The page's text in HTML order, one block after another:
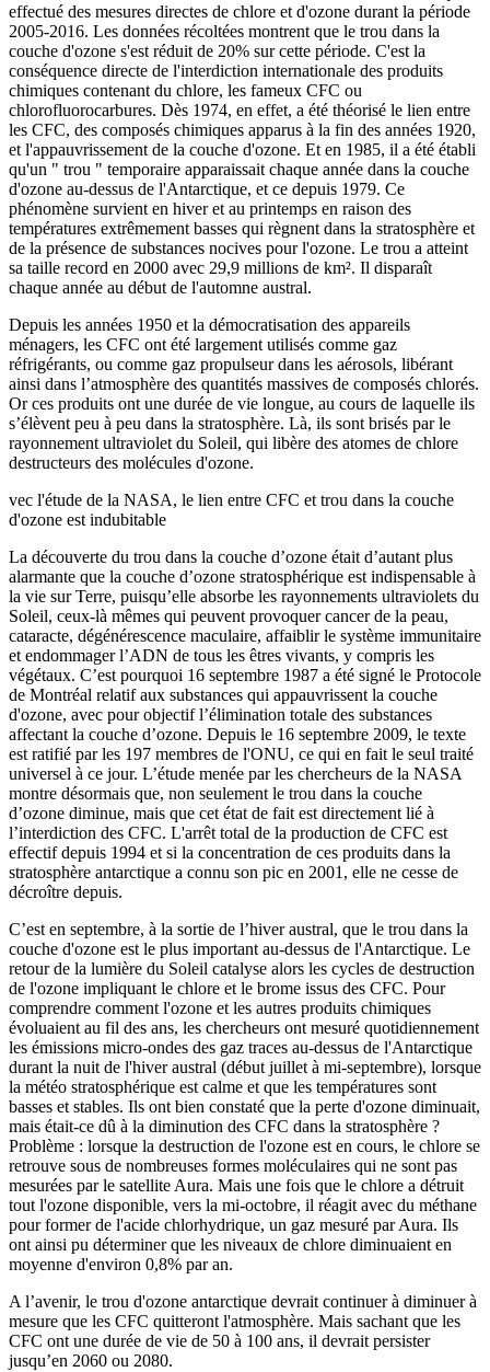
effectué des mesures directes de chlore et d'ozone durant la période
2005-2016. Les données récoltées montrent que le trou dans la
couche d'ozone s'est réduit de 20% sur cette période. C'est la
conséquence directe de l'interdiction internationale des produits
chimiques contenant du chlore, les fameux CFC ou
chlorofluorocarbures. Dès 1974, en effet, a été théorisé le lien entre
les CFC, des composés chimiques apparus à la fin des années 1920,
et l'appauvrissement de la couche d'ozone. Et en 1985, il a été établi
qu'un " trou " temporaire apparaissait chaque année dans la couche
d'ozone au-dessus de l'Antarctique, et ce depuis 1979. Ce
phénomène survient en hiver et au printemps en raison des
températures extrêmement basses qui règnent dans la stratosphère et
de la présence de substances nocives pour l'ozone. Le trou a atteint
sa taille record en 2000 avec 29,9 millions de km². Il disparaît
chaque année au début de l'automne austral.
Depuis les années 1950 et la démocratisation des appareils
ménagers, les CFC ont été largement utilisés comme gaz
réfrigérants, ou comme gaz propulseur dans les aérosols, libérant
ainsi dans l’atmosphère des quantités massives de composés chlorés.
Or ces produits ont une durée de vie longue, au cours de laquelle ils
s’élèvent peu à peu dans la stratosphère. Là, ils sont brisés par le
rayonnement ultraviolet du Soleil, qui libère des atomes de chlore
destructeurs des molécules d'ozone.
vec l'étude de la NASA, le lien entre CFC et trou dans la couche
d'ozone est indubitable
La découverte du trou dans la couche d’ozone était d’autant plus
alarmante que la couche d’ozone stratosphérique est indispensable à
la vie sur Terre, puisqu’elle absorbe les rayonnements ultraviolets du
Soleil, ceux-là mêmes qui peuvent provoquer cancer de la peau,
cataracte, dégénérescence maculaire, affaiblir le système immunitaire
et endommager l’ADN de tous les êtres vivants, y compris les
végétaux. C’est pourquoi 16 septembre 1987 a été signé le Protocole
de Montréal relatif aux substances qui appauvrissent la couche
d'ozone, avec pour objectif l’élimination totale des substances
affectant la couche d’ozone. Depuis le 16 septembre 2009, le texte
est ratifié par les 197 membres de l'ONU, ce qui en fait le seul traité
universel à ce jour. L’étude menée par les chercheurs de la NASA
montre désormais que, non seulement le trou dans la couche
d’ozone diminue, mais que cet état de fait est directement lié à
l’interdiction des CFC. L'arrêt total de la production de CFC est
effectif depuis 1994 et si la concentration de ces produits dans la
stratosphère antarctique a connu son pic en 2001, elle ne cesse de
décroître depuis.
C’est en septembre, à la sortie de l’hiver austral, que le trou dans la
couche d'ozone est le plus important au-dessus de l'Antarctique. Le
retour de la lumière du Soleil catalyse alors les cycles de destruction
de l'ozone impliquant le chlore et le brome issus des CFC. Pour
comprendre comment l'ozone et les autres produits chimiques
évoluaient au fil des ans, les chercheurs ont mesuré quotidiennement
les émissions micro-ondes des gaz traces au-dessus de l'Antarctique
durant la nuit de l'hiver austral (début juillet à mi-septembre), lorsque
la météo stratosphérique est calme et que les températures sont
basses et stables. Ils ont bien constaté que la perte d'ozone diminuait,
mais était-ce dû à la diminution des CFC dans la stratosphère ?
Problème : lorsque la destruction de l'ozone est en cours, le chlore se
retrouve sous de nombreuses formes moléculaires qui ne sont pas
mesurées par le satellite Aura. Mais une fois que le chlore a détruit
tout l'ozone disponible, vers la mi-octobre, il réagit avec du méthane
pour former de l'acide chlorhydrique, un gaz mesuré par Aura. Ils
ont ainsi pu déterminer que les niveaux de chlore diminuaient en
moyenne d'environ 0,8% par an.
A l’avenir, le trou d'ozone antarctique devrait continuer à diminuer à
mesure que les CFC quitteront l'atmosphère. Mais sachant que les
CFC ont une durée de vie de 50 à 100 ans, il devrait persister
jusqu’en 2060 ou 2080.